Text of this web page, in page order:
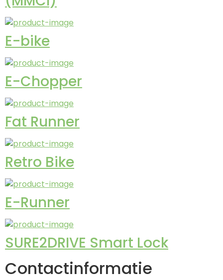
E-bike
E-Chopper
Fat Runner
Retro Bike
E-Runner
SURE2DRIVE Smart Lock
Contactinformatie